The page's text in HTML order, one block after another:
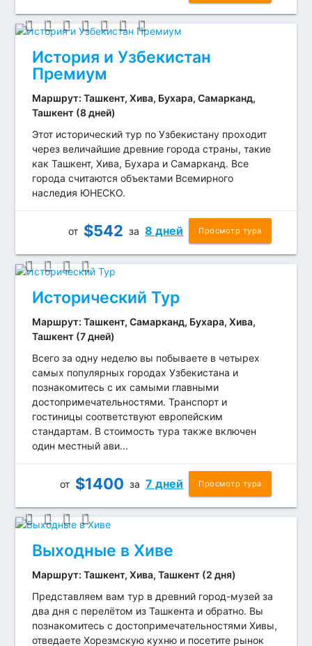
История и Узбекистан
Премиум
Маршрут: Ташкент, Хива, Бухара, Самарканд,
Ташкент (8 дней)
Этот исторический тур по Узбекистану проходит
через величайшие древние города страны, такие
как Ташкент, Хива, Бухара и Самарканд. Все
города считаются объектами Всемирного
наследия ЮНЕСКО.
от $542 за 8 дней Просмотр тура
Исторический Тур
Маршрут: Ташкент, Самарканд, Бухара, Хива,
Ташкент (7 дней)
Всего за одну неделю вы побываете в четырех
самых популярных городах Узбекистана и
познакомитесь с их самыми главными
достопримечательностями. Транспорт и
гостиницы соответствуют европейским
стандартам. В стоимость тура также включен
один местный ави...
от $1400 за 7 дней Просмотр тура
Выходные в Хиве
Маршрут: Ташкент, Хива, Ташкент (2 дня)
Представляем вам тур в древний город-музей за
два дня с перелётом из Ташкента и обратно. Вы
познакомитесь с достопримечательностями Хивы,
отведаете Хорезмскую кухню и посетите рынок